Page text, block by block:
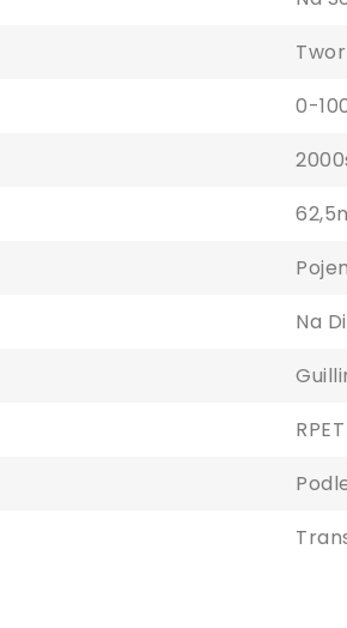
0-
Na
RPET
Aby zapisać produkty na liście ulubionych,